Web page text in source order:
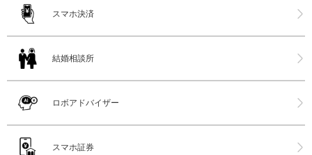
スマホ決済
結婚相談所
ロボアドバイザー
スマホ証券